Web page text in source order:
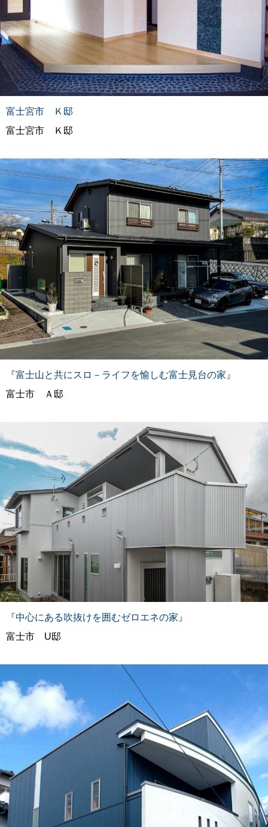
富士宮市 Ｋ邸
富士宮市 Ｋ邸
『富士山と共にスロ－ライフを愉しむ富士見台の家』
富士市 Ａ邸
『中心にある吹抜けを囲むゼロエネの家』
富士市 U邸